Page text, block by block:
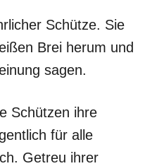
Schütze. Sie
Brei herum und
sagen.
Schützen ihre
für alle
Getreu ihrer